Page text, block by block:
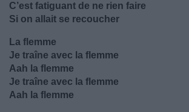
C’est fatiguant de ne rien faire
Si on allait se recoucher
La flemme
Je traîne avec la flemme
Aah la flemme
Je traîne avec la flemme
Aah la flemme